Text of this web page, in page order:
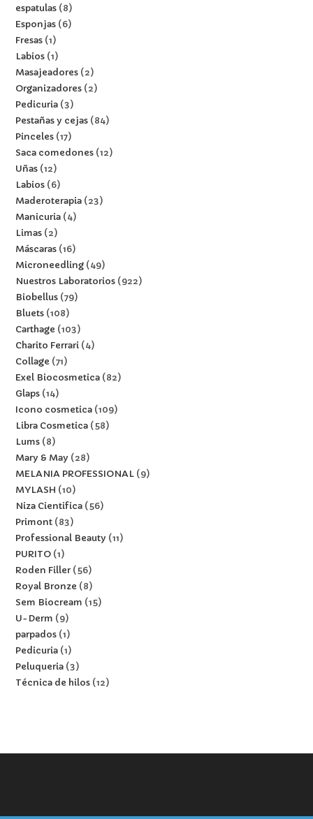
espatulas 8
Esponjas 6
Fresas 1
Labios 1
Masajeadores 2
Organizadores 2
Pedicuria 3
Pestañas y cejas 84
Pinceles 17
Saca comedones 12
Uñas 12
Labios 6
Maderoterapia 23
Manicuria 4
Limas 2
Máscaras 16
Microneedling 49
Nuestros Laboratorios 922
Biobellus 79
Bluets 108
Carthage
103
Charito Ferrari 4
Collage
71
Exel Biocosmetica 82
Glaps 14
Icono cosmetica 109
Libra Cosmetica 58
Lums 8
Mary & May
28
MELANIA PROFESSIONAL 9
MYLASH
10
Niza Cientifica 56
Primont 83
Professional Beauty
11
PURITO 1
Roden Filler 56
Royal Bronze
8
Sem Biocream
15
U-Derm
9
parpados 1
Pedicuria 1
Peluqueria 3
Técnica de hilos 12